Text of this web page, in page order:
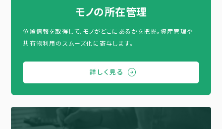
モノの所在管理
位置情報を取得して、モノがどこにあるかを把握。資産管理や
共有物利用のスムーズ化に寄与します。
詳しく見る